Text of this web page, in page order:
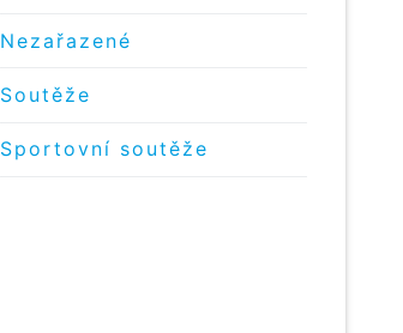
Nezařazené
Soutěže
Sportovní soutěže